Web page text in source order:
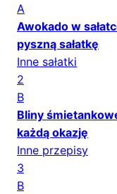
A
Awokado w
pyszną sałatkę
Inne sałatki
2
B
Bliny
każdą okazję
Inne przepisy
3
B